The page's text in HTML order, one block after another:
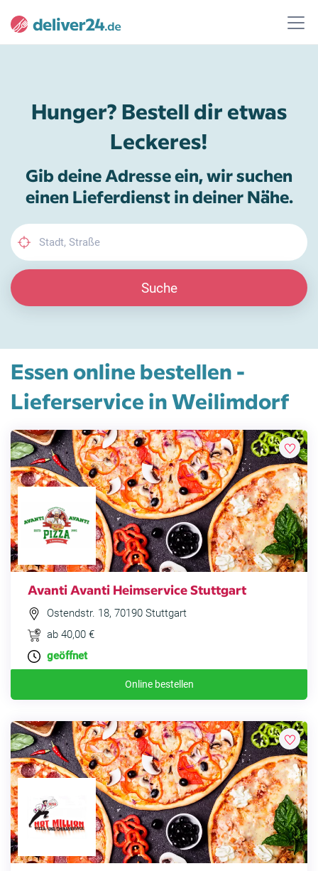
Hunger? Bestell dir etwas
Leckeres!
Gib deine Adresse ein, wir suchen
einen Lieferdienst in deiner Nähe.
Suche
Essen online bestellen -
Lieferservice in Weilimdorf
Avanti Avanti Heimservice Stuttgart
Ostendstr. 18, 70190 Stuttgart
ab 40,00 €
geöffnet
Online bestellen